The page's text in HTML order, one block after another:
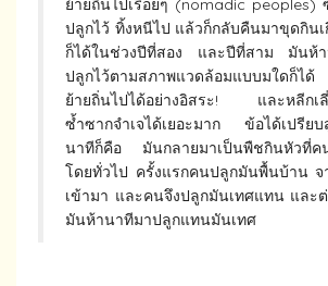
ย้ายถิ่นไปเรื่อยๆ (nomadic peoples)
ปลูกไว้ ทิ้งหนีไป แล้วก็กลับคืนมาขุดกิน
ก็ได้ในช่วงปีที่สอง และปีที่สาม มันห้า
ปลูกไว้ตามสภาพแวดล้อมแบบมใดก็ไ
ย้ายถิ่นไปได้อย่างอิสระ! และหลีกเลี่
ซ้ำซากจำเจได้เยอะมาก ข้อได้เปรีย
นาทีก็คือ มันกลายมาเป็นพืชกินหัวที่ค
โดยทั่วไป ครั้งแรกคนปลูกมันพื้นบ้าน จ
เข้ามา และคนจึงปลูกมันเทศแทน และ
มันห้านาทีมาปลูกแทนมันเทศ